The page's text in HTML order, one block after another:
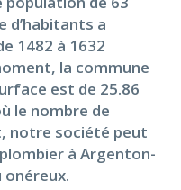
d’habitants a
1482 à 1632
la commune
est de 25.86
le nombre de
notre société peut
à Argenton-
onéreux.